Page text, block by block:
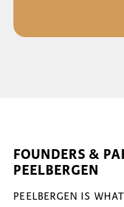
FOUNDERS &
PEELBERGEN
PEELBERGEN IS